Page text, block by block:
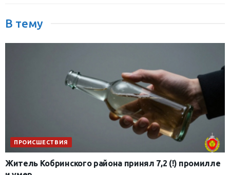
В тему
ПРОИСШЕСТВИЯ
Житель Кобринского района принял 7,2 (!) промилле